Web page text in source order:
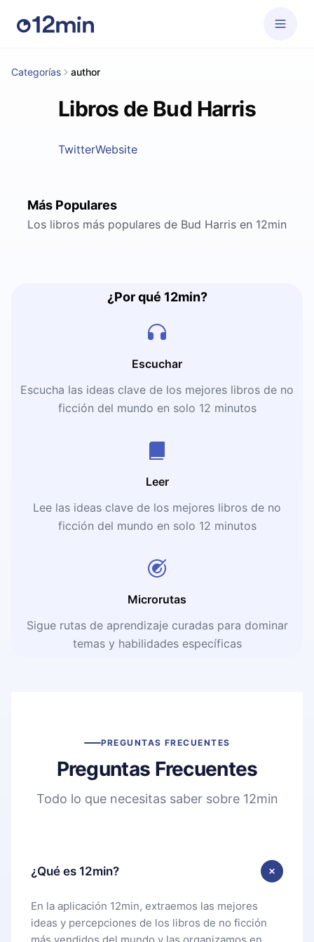
Categorías author
Libros de Bud Harris
TwitterWebsite
Más Populares
Los libros más populares de Bud Harris en 12min
¿Por qué 12min?
Escuchar
Escucha las ideas clave de los mejores libros de no
ficción del mundo en solo 12 minutos
Leer
Lee las ideas clave de los mejores libros de no
ficción del mundo en solo 12 minutos
Microrutas
Sigue rutas de aprendizaje curadas para dominar
temas y habilidades específicas
PREGUNTAS FRECUENTES
Preguntas Frecuentes
Todo lo que necesitas saber sobre 12min
¿Qué es 12min?
En la aplicación 12min, extraemos las mejores
ideas y percepciones de los libros de no ficción